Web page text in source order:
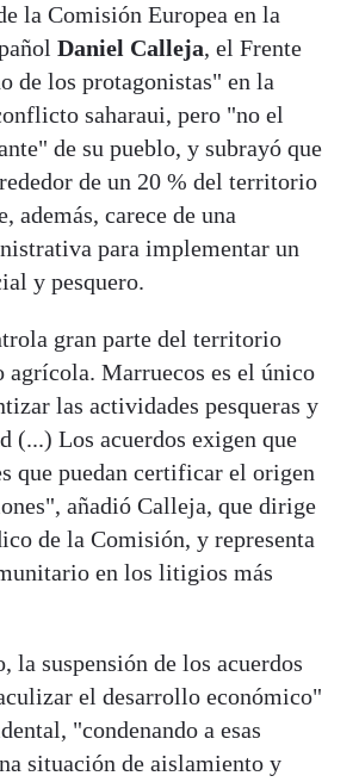
la Comisión Europea en la
Daniel Calleja, el Frente
de los protagonistas" en la
saharaui, pero "no el
de su pueblo, y subrayó que
de un 20 % del territorio
además, carece de una
para implementar un
y pesquero.
gran parte del territorio
agrícola. Marruecos es el único
las actividades pesqueras y
(...) Los acuerdos exigen que
que puedan certificar el origen
añadió Calleja, que dirige
de la Comisión, y representa
en los litigios más
la suspensión de los acuerdos
el desarrollo económico"
"condenando a esas
situación de aislamiento y